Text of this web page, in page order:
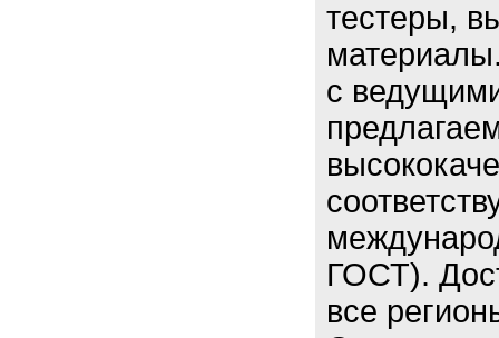
тестеры,
с
ГОСТ).
все